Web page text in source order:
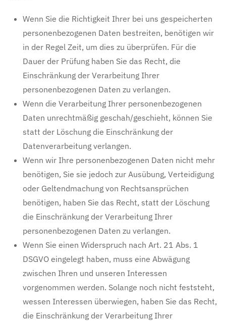
Wenn Sie die Richtigkeit Ihrer bei uns gespeicherten
personenbezogenen Daten bestreiten, benötigen wir
in der Regel Zeit, um dies zu überprüfen. Für die
Dauer der Prüfung haben Sie das Recht, die
Einschränkung der Verarbeitung Ihrer
personenbezogenen Daten zu verlangen.
Wenn die Verarbeitung Ihrer personenbezogenen
Daten unrechtmäßig geschah/geschieht, können Sie
statt der Löschung die Einschränkung der
Datenverarbeitung verlangen.
Wenn wir Ihre personenbezogenen Daten nicht mehr
benötigen, Sie sie jedoch zur Ausübung, Verteidigung
oder Geltendmachung von Rechtsansprüchen
benötigen, haben Sie das Recht, statt der Löschung
die Einschränkung der Verarbeitung Ihrer
personenbezogenen Daten zu verlangen.
Wenn Sie einen Widerspruch nach Art. 21 Abs. 1
DSGVO eingelegt haben, muss eine Abwägung
zwischen Ihren und unseren Interessen
vorgenommen werden. Solange noch nicht feststeht,
wessen Interessen überwiegen, haben Sie das Recht,
die Einschränkung der Verarbeitung Ihrer